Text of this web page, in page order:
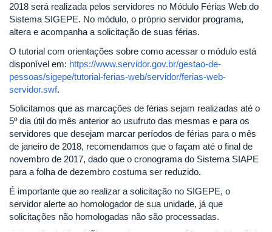
2018 será realizada pelos servidores no Módulo Férias Web do
Sistema SIGEPE. No módulo, o próprio servidor programa,
altera e acompanha a solicitação de suas férias.
O tutorial com orientações sobre como acessar o módulo está
disponível em: https://www.servidor.gov.br/gestao-de-
pessoas/sigepe/tutorial-ferias-web/servidor/ferias-web-
servidor.swf.
Solicitamos que as marcações de férias sejam realizadas até o
5º dia útil do mês anterior ao usufruto das mesmas e para os
servidores que desejam marcar períodos de férias para o mês
de janeiro de 2018, recomendamos que o façam até o final de
novembro de 2017, dado que o cronograma do Sistema SIAPE
para a folha de dezembro costuma ser reduzido.
É importante que ao realizar a solicitação no SIGEPE, o
servidor alerte ao homologador de sua unidade, já que
solicitações não homologadas não são processadas.